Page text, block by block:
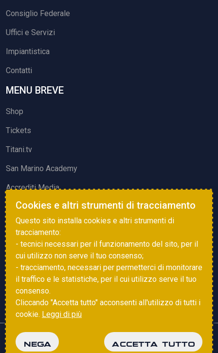
Consiglio Federale
Uffici e Servizi
Impiantistica
Contatti
MENU BREVE
Shop
Tickets
Titani.tv
San Marino Academy
Accrediti Media
ATTIVITÀ ED EVENTI
Squadre di Calcio
Associazione Sammarinese Arbitri
Vota gol e parata
Copyright © 2025 FSGC. Tutti i diritti riservati
Cookies e altri strumenti di tracciamento
Questo sito installa cookies e altri strumenti di
tracciamento:
- tecnici necessari per il funzionamento del sito, per il
cui utilizzo non serve il tuo consenso;
- tracciamento, necessari per permetterci di monitorare
il traffico e le statistiche, per il cui utilizzo serve il tuo
consenso.
Cliccando "Accetta tutto" acconsenti all'utilizzo di tutti i
cookie. Leggi di più
NEGA ACCETTA TUTTO